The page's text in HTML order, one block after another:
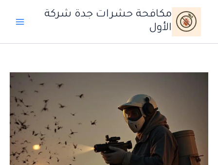
المحتوى
مكافحة حشرات جدة شركة
الأول